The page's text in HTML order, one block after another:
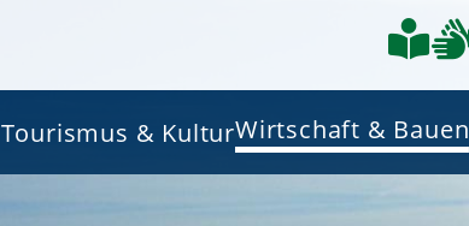
Tourismus & KulturWirtschaft & Bauen